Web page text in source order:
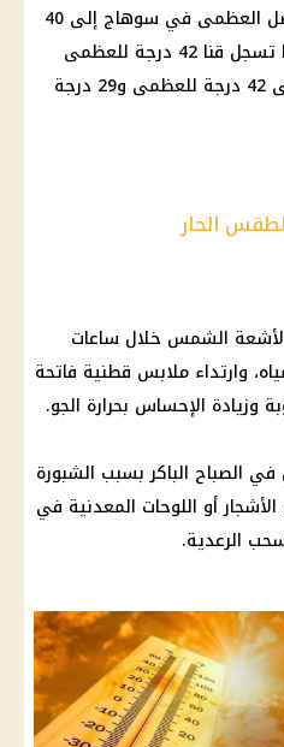
أما في محافظات الصعيد، فتصل العظمى في سوهاج إلى 40
درجة والصغرى 27 درجة، بينما تسجل قنا 42 درجة للعظمى
و28 للصغرى، وتصل أسوان إلى 42 درجة للعظمى و29 درجة
الحار
لأشعة الشمس خلال ساعات
وارتداء ملابس قطنية فاتحة
وزيادة الإحساس بحرارة الجو.
الصباح الباكر بسبب الشبورة
أو اللوحات المعدنية في
الرعدية.